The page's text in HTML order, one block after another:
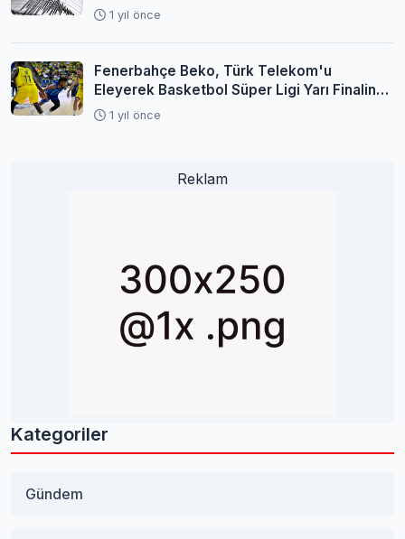
1 yıl önce
Fenerbahçe Beko, Türk Telekom'u
Eleyerek Basketbol Süper Ligi Yarı Finaline
Yükseldi
1 yıl önce
Reklam
Kategoriler
Gündem